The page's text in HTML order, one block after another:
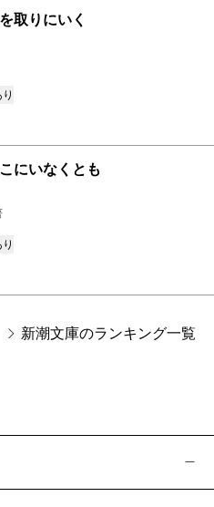
取りにいく
にいなくとも
新潮文庫のランキング一覧